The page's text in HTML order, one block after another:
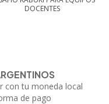
DOCENTES
con tu moneda local
de pago